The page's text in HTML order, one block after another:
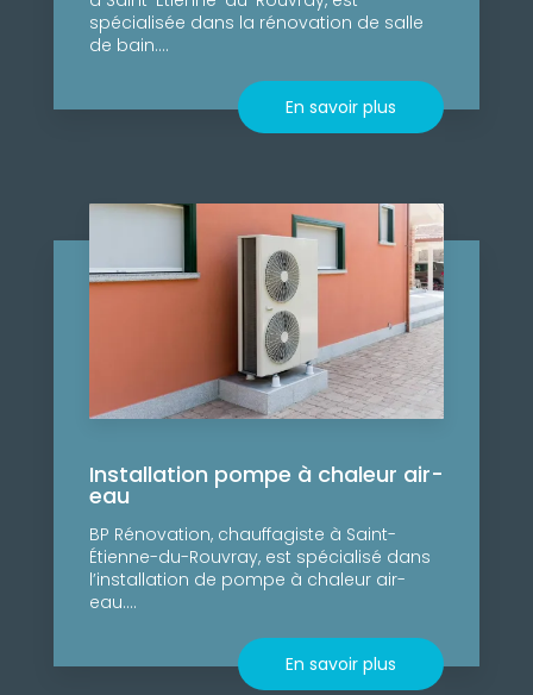
spécialisée dans la rénovation de salle
de bain....
En savoir plus
Installation pompe à chaleur air-
eau
BP Rénovation, chauffagiste à Saint-
Étienne-du-Rouvray, est spécialisé dans
l’installation de pompe à chaleur air-
eau....
En savoir plus